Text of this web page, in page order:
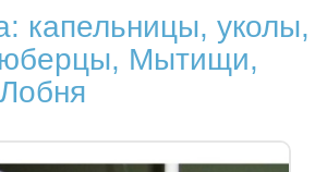
капельницы, уколы,
Мытищи,